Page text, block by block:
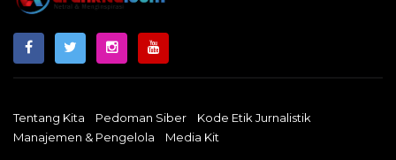
Tentang Kita Pedoman Siber
Kode Etik Jurnalistik
Manajemen & Pengelola
Media Kit